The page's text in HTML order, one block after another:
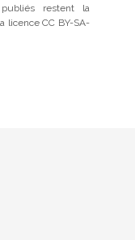
restent la
licence CC BY-SA-